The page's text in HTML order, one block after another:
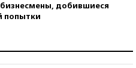
добившиеся
попытки